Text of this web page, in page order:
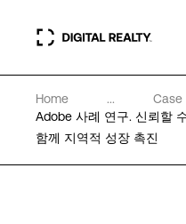
데이터 센터
PlatformDIGITAL®
Home ...
Case
Adobe 사례 연구. 신뢰할
함께 지역적 성장 촉진